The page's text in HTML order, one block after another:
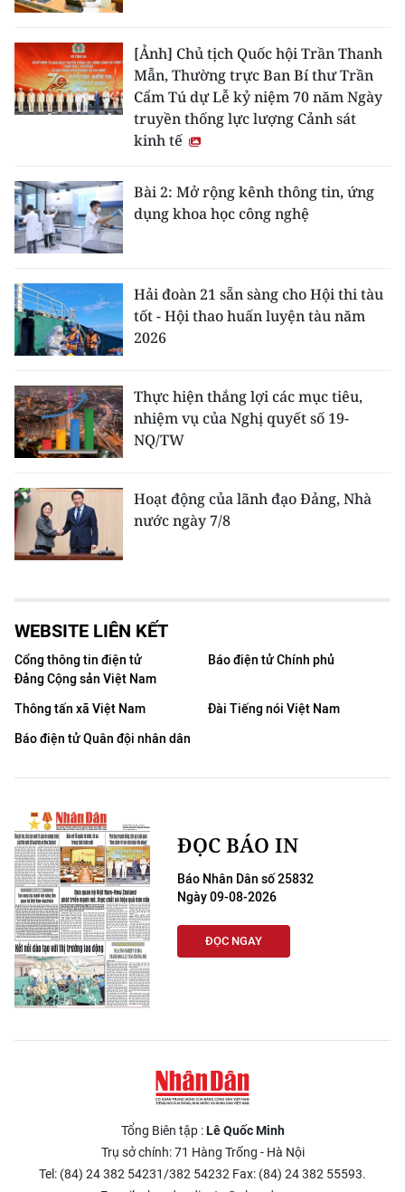
[Ảnh] Chủ tịch Quốc hội Trần Thanh
Mẫn, Thường trực Ban Bí thư Trần
Cẩm Tú dự Lễ kỷ niệm 70 năm Ngày
truyền thống lực lượng Cảnh sát
kinh tế
Bài 2: Mở rộng kênh thông tin, ứng
dụng khoa học công nghệ
Hải đoàn 21 sẵn sàng cho Hội thi tàu
tốt - Hội thao huấn luyện tàu năm
2026
Thực hiện thắng lợi các mục tiêu,
nhiệm vụ của Nghị quyết số 19-
NQ/TW
Hoạt động của lãnh đạo Đảng, Nhà
nước ngày 7/8
WEBSITE LIÊN KẾT
Cổng thông tin điện tử
Đảng Cộng sản Việt Nam
Báo điện tử Chính phủ
Thông tấn xã Việt Nam
Đài Tiếng nói Việt Nam
Báo điện tử Quân đội nhân dân
ĐỌC BÁO IN
Báo Nhân Dân số 25832
Ngày 09-08-2026
ĐỌC NGAY
Tổng Biên tập :Lê Quốc Minh
Trụ sở chính: 71 Hàng Trống - Hà Nội
Tel: (84) 24 382 54231/382 54232 Fax: (84) 24 382 55593.